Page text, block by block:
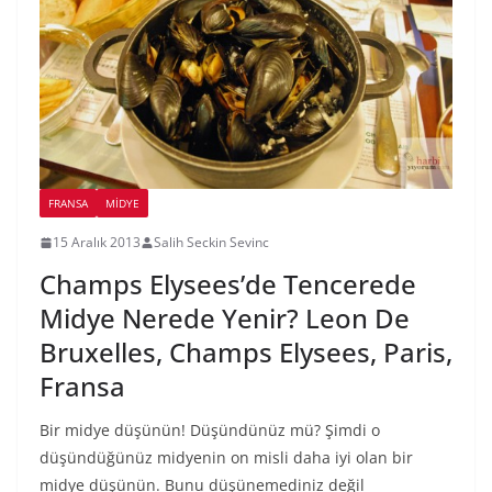
FRANSA MIDYE
15 Aralık 2013 Salih Seckin Sevinc
Champs Elysees’de Tencerede
Midye Nerede Yenir? Leon De
Bruxelles, Champs Elysees, Paris,
Fransa
Bir midye düşünün! Düşündünüz mü? Şimdi o
düşündüğünüz midyenin on misli daha iyi olan bir
midye düşünün. Bunu düşünemediniz değil